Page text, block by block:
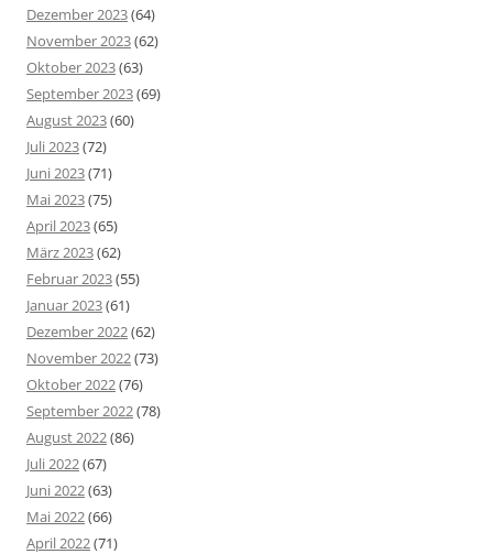
Dezember 2023(64)
November 2023(62)
Oktober 2023(63)
September 2023(69)
August 2023(60)
Juli 2023(72)
Juni 2023(71)
Mai 2023(75)
April 2023(65)
März 2023(62)
Februar 2023(55)
Januar 2023(61)
Dezember 2022(62)
November 2022(73)
Oktober 2022(76)
September 2022(78)
August 2022(86)
Juli 2022(67)
Juni 2022(63)
Mai 2022(66)
April 2022(71)